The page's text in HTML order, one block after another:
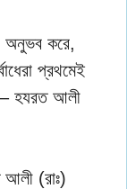
অনুভব করে,
প্রথমেই
– হযরত আলী
(রাঃ)